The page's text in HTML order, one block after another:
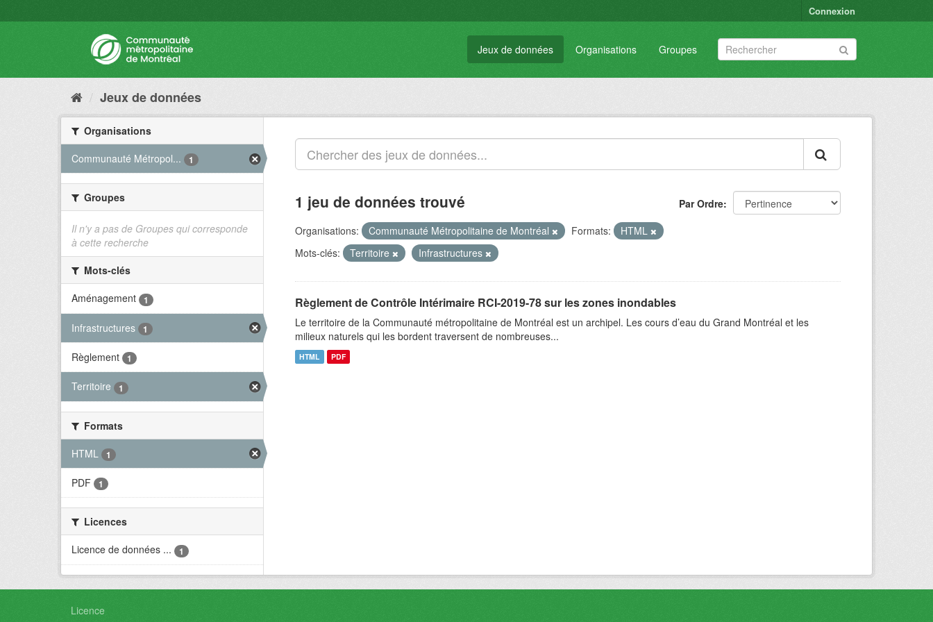
Connexion
Jeux de données Organisations Groupes
Jeux de données
Organisations
Communauté Métropol...
1
Groupes
Il n'y a pas de Groupes qui corresponde
à cette recherche
Mots-clés
Aménagement
1
Infrastructures 1
Règlement 1
Territoire 1
Formats
HTML
1
PDF 1
Licences
Licence de données ...
1
Par Ordre
1 jeu de données trouvé
Organisations: Communauté Métropolitaine de Montréal Formats:
HTML
Mots-clés:
Territoire Infrastructures
Règlement de Contrôle Intérimaire RCI-2019-78 sur les zones inondables
Le territoire de la Communauté métropolitaine de Montréal est un archipel. Les cours d’eau du Grand Montréal et les
milieux naturels qui les bordent traversent de nombreuses...
HTML PDF
Licence